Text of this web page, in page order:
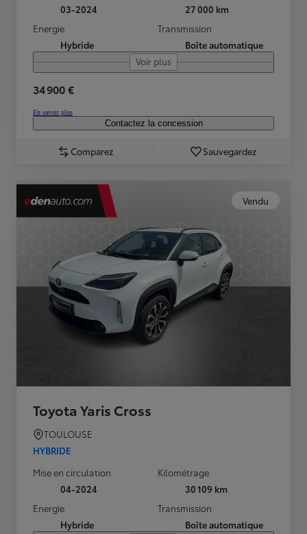
03-2024
27 000 km
Energie
Hybride
Transmission
Boîte automatique
Voir plus
34 900 €
En savoir plus
Contactez la concession
Comparez Sauvegardez
Vendu
Toyota Yaris Cross
TOULOUSE
HYBRIDE
Mise en circulation
04-2024
Kilométrage
30 109 km
Energie
Hybride
Transmission
Boîte automatique